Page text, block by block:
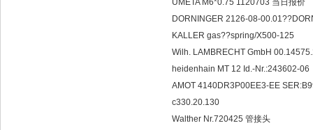
UMETA M6*0.75 1120703 当日报价
DORNINGER 2126-08-
KALLER gas??spring/X500-125
Wilh. LAMBRECHT GmbH
heidenhain MT 12 Id.-Nr.:243602-06
AMOT 4140DR3P00EE3-EE
c330.20.130
Walther Nr.720425 管接头